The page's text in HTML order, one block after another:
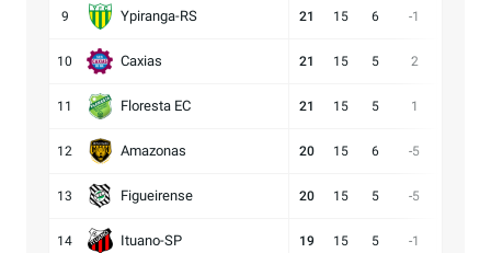
9 Ypiranga-RS 21 15 6 -1
10 Caxias 21 15 5 2
11 Floresta EC 21 15 5 1
12 Amazonas 20 15 6 -5
13 Figueirense 20 15 5 -5
14 Ituano-SP 19 15 5 -1